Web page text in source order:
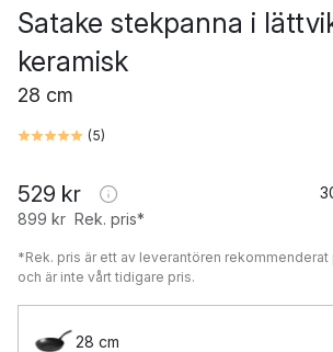
Satake stekpanna i
keramisk
28 cm
(5)
529 kr
899 kr Rek. pris*
*Rek. pris är ett av leverantören rekommenderat
och är inte vårt tidigare pris.
28 cm